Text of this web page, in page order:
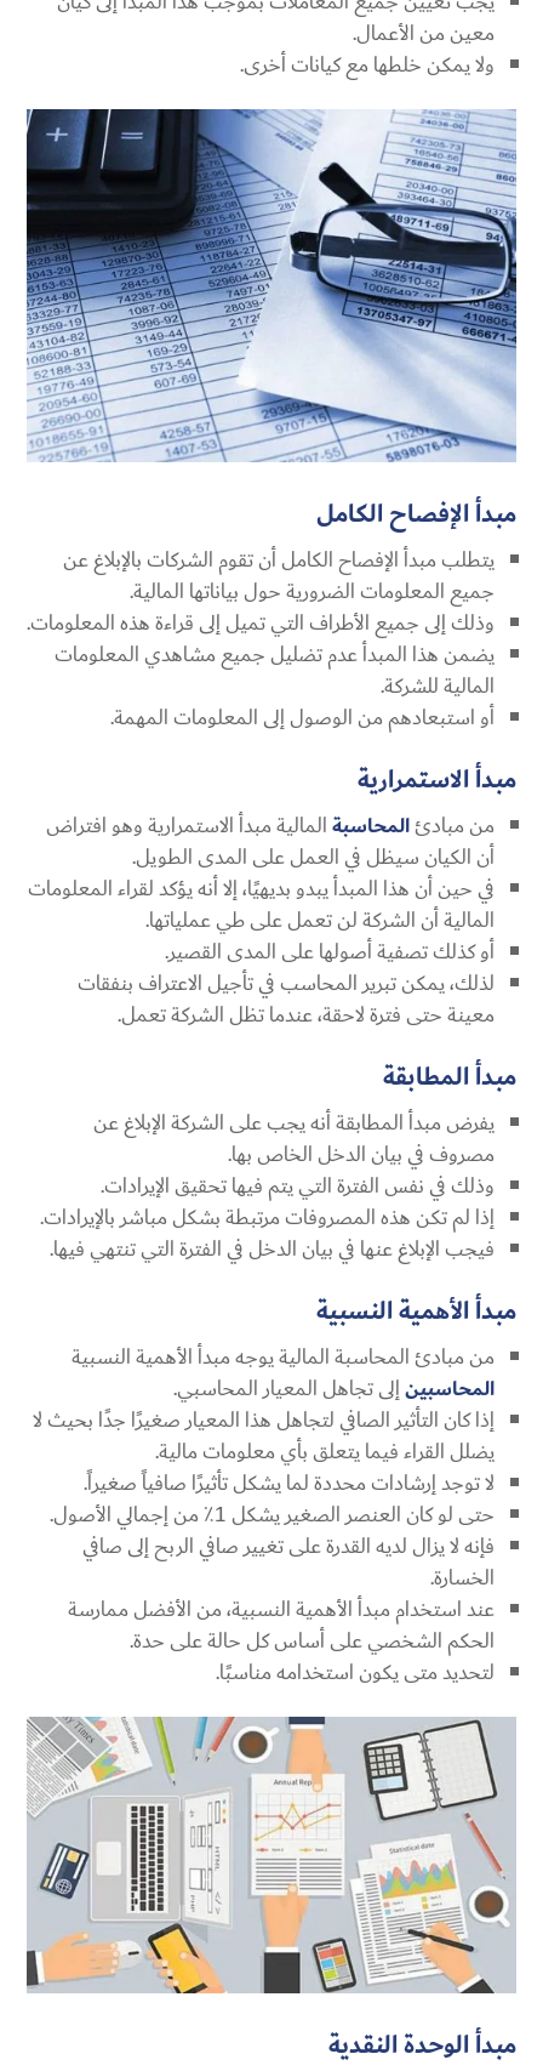
معين من الأعمال.
ولا يمكن خلطها مع كيانات أخرى.
مبدأ الإفصاح الكامل
يتطلب مبدأ الإفصاح الكامل أن تقوم الشركات بالإبلاغ عن
جميع المعلومات الضرورية حول بياناتها المالية.
وذلك إلى جميع الأطراف التي تميل إلى قراءة هذه المعلومات.
يضمن هذا المبدأ عدم تضليل جميع مشاهدي المعلومات
المالية للشركة.
أو استبعادهم من الوصول إلى المعلومات المهمة.
مبدأ الاستمرارية
من مبادئالمحاسبةالمالية مبدأ الاستمرارية وهو افتراض
أن الكيان سيظل في العمل على المدى الطويل.
في حين أن هذا المبدأ يبدو بديهيًا، إلا أنه يؤكد لقراء المعلومات
المالية أن الشركة لن تعمل على طي عملياتها.
أو كذلك تصفية أصولها على المدى القصير.
لذلك، يمكن تبرير المحاسب في تأجيل الاعتراف بنفقات
معينة حتى فترة لاحقة، عندما تظل الشركة تعمل.
مبدأ المطابقة
يفرض مبدأ المطابقة أنه يجب على الشركة الإبلاغ عن
مصروف في بيان الدخل الخاص بها.
وذلك في نفس الفترة التي يتم فيها تحقيق الإيرادات.
إذا لم تكن هذه المصروفات مرتبطة بشكل مباشر بالإيرادات.
فيجب الإبلاغ عنها في بيان الدخل في الفترة التي تنتهي فيها.
مبدأ الأهمية النسبية
من مبادئ المحاسبة المالية يوجه مبدأ الأهمية النسبية
المحاسبينإلى تجاهل المعيار المحاسبي.
إذا كان التأثير الصافي لتجاهل هذا المعيار صغيرًا جدًا بحيث لا
يضلل القراء فيما يتعلق بأي معلومات مالية.
لا توجد إرشادات محددة لما يشكل تأثيرًا صافياً صغيراً.
حتى لو كان العنصر الصغير يشكل 1٪ من إجمالي الأصول.
فإنه لا يزال لديه القدرة على تغيير صافي الربح إلى صافي
الخسارة.
عند استخدام مبدأ الأهمية النسبية، من الأفضل ممارسة
الحكم الشخصي على أساس كل حالة على حدة.
لتحديد متى يكون استخدامه مناسبًا.
مبدأ الوحدة النقدية